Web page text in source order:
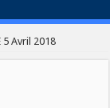
5 Avril 2018